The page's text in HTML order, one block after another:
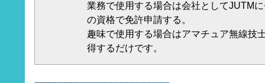
業務で使用する場合は会社としてJUTM
の資格で免許申請する。
趣味で使用する場合はアマチュア無線技
得するだけです。